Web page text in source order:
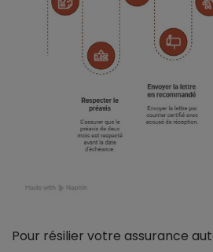
Pour résilier votre assurance